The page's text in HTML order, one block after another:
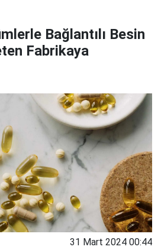
Bağlantılı Besin
Fabrikaya
31 Mart 2024 00:44